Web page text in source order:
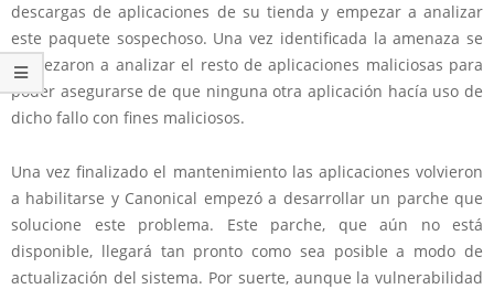
descargas de aplicaciones de su tienda y empezar a analizar
este paquete sospechoso. Una vez identificada la amenaza se
empezaron a analizar el resto de aplicaciones maliciosas para
poder asegurarse de que ninguna otra aplicación hacía uso de
dicho fallo con fines maliciosos.
Una vez finalizado el mantenimiento las aplicaciones volvieron
a habilitarse y Canonical empezó a desarrollar un parche que
solucione este problema. Este parche, que aún no está
disponible, llegará tan pronto como sea posible a modo de
actualización del sistema. Por suerte, aunque la vulnerabilidad